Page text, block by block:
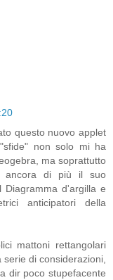
questo nuovo applet
non solo mi ha
ma soprattutto
ancora di più il suo
Diagramma d'argilla e
anticipatori della
mattoni rettangolari
di considerazioni,
dir poco stupefacente